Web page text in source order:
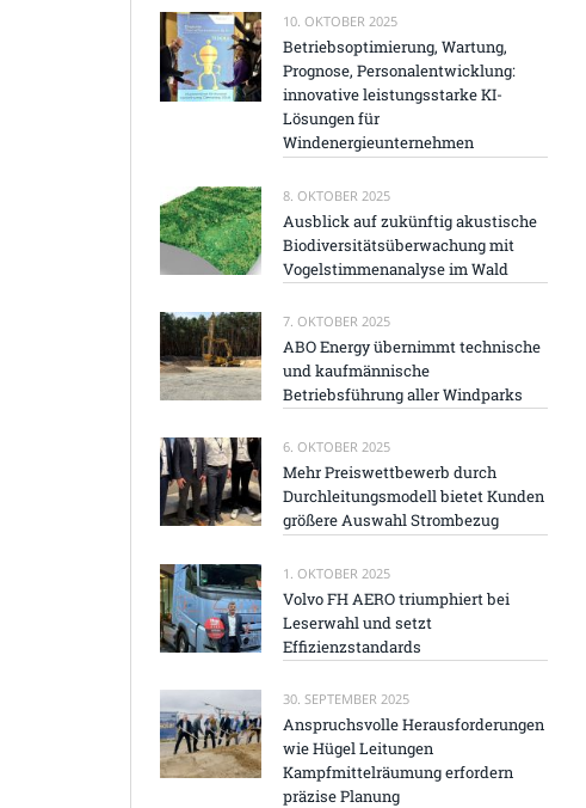
10. OKTOBER 2025
Betriebsoptimierung, Wartung,
Prognose, Personalentwicklung:
innovative leistungsstarke KI-
Lösungen für
Windenergieunternehmen
8. OKTOBER 2025
Ausblick auf zukünftig akustische
Biodiversitätsüberwachung mit
Vogelstimmenanalyse im Wald
7. OKTOBER 2025
ABO Energy übernimmt technische
und kaufmännische
Betriebsführung aller Windparks
6. OKTOBER 2025
Mehr Preiswettbewerb durch
Durchleitungsmodell bietet Kunden
größere Auswahl Strombezug
1. OKTOBER 2025
Volvo FH AERO triumphiert bei
Leserwahl und setzt
Effizienzstandards
30. SEPTEMBER 2025
Anspruchsvolle Herausforderungen
wie Hügel Leitungen
Kampfmittelräumung erfordern
präzise Planung